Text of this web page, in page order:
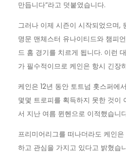
만듭니다”라고 덧붙였습니다.
그러나 이제 시즌이 시작되었으며,
명문 맨체스터 유나이티드와 챔피
드 홈 경기를 치르게 됩니다. 이런
가 필수적이므로 케인은 항시 긴장
케인은 12년 동안 토트넘 홋스퍼에
몇몇 트로피를 획득하지 못한 것이
서 지난 여름 뮌헨으로 이적했습니
프리미어리그를 떠나더라도 케인
하고 관심을 가지고 있다고 밝혔습